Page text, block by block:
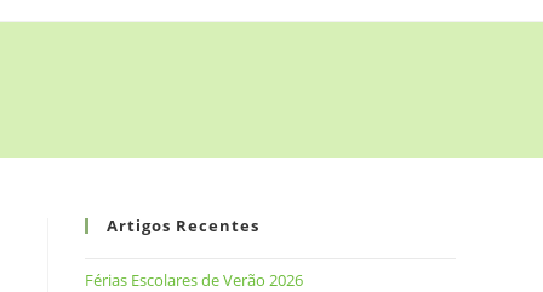
Artigos Recentes
Férias Escolares de Verão 2026